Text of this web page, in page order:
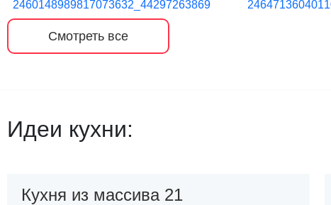
Смотреть все
Идеи кухни:
Кухня из массива 21